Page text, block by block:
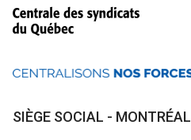
SIÈGE SOCIAL - MONTRÉAL